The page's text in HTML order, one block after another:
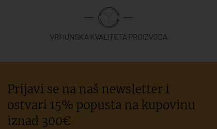
VRHUNSKA KVALITETA PROIZVODA
Prijavi se na naš newsletter i
ostvari 15% popusta na kupovinu
iznad 300€